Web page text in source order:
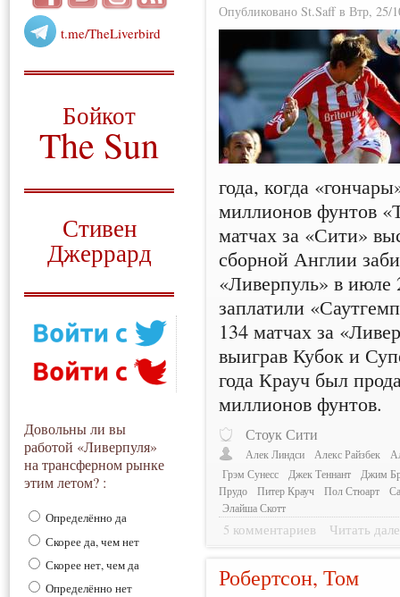
t.me/TheLiverbird
Бойкот
The Sun
Стивен
Джеррард
Довольны ли вы
работой «Ливерпуля»
на трансферном рынке
этим летом? :
Определённо да
Скорее да, чем нет
Скорее нет, чем да
Определённо нет
Опубликовано St.Saff в Втр, 25/
года, когда
миллионов фунтов
матчах за «Сити»
сборной Англии
«Ливерпуль» в июле
заплатили
134 матчах за
выиграв Кубок и
года Крауч был
миллионов фунтов.
Стоук Сити
Алек Линдси Алекс Райзбек
Грэм Сунесс
Джек Теннант
Джим
Прудо
Питер Крауч Пол Стюарт
Элайша Скотт
5 комментариев Читать
Робертсон, Том